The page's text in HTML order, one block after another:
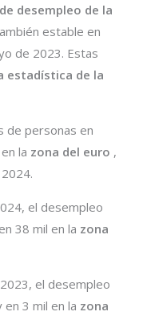
desempleo de la
estable en
de 2023. Estas
estadística de la
de personas en
la zona del euro ,
el desempleo
38 mil en la zona
el desempleo
en 3 mil en la zona